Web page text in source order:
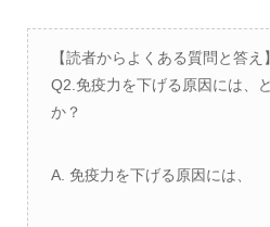
【読者からよくある質問と答え】
Q2.免疫力を下げる原因には、
か？
A. 免疫力を下げる原因には、